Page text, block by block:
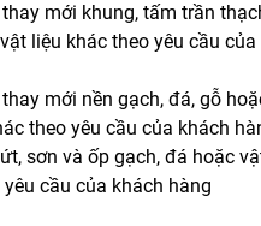
mới khung, tấm trần
liệu khác theo yêu cầu của
mới nền gạch, đá, gỗ
theo yêu cầu của khách
sơn và ốp gạch, đá hoặc
yêu cầu của khách hàng